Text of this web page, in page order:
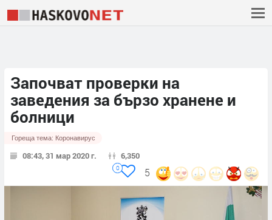
Започват проверки на
заведения за бързо хранене и
болници
Гореща тема: Коронавирус
08:43, 31 мар 2020 г. 6,350
5
0